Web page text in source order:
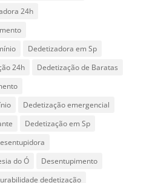
24h
Dedetizadora em Sp
24h
Dedetização de Baratas
Dedetização emergencial
Dedetização em Sp
do Ó
Desentupimento
dedetização